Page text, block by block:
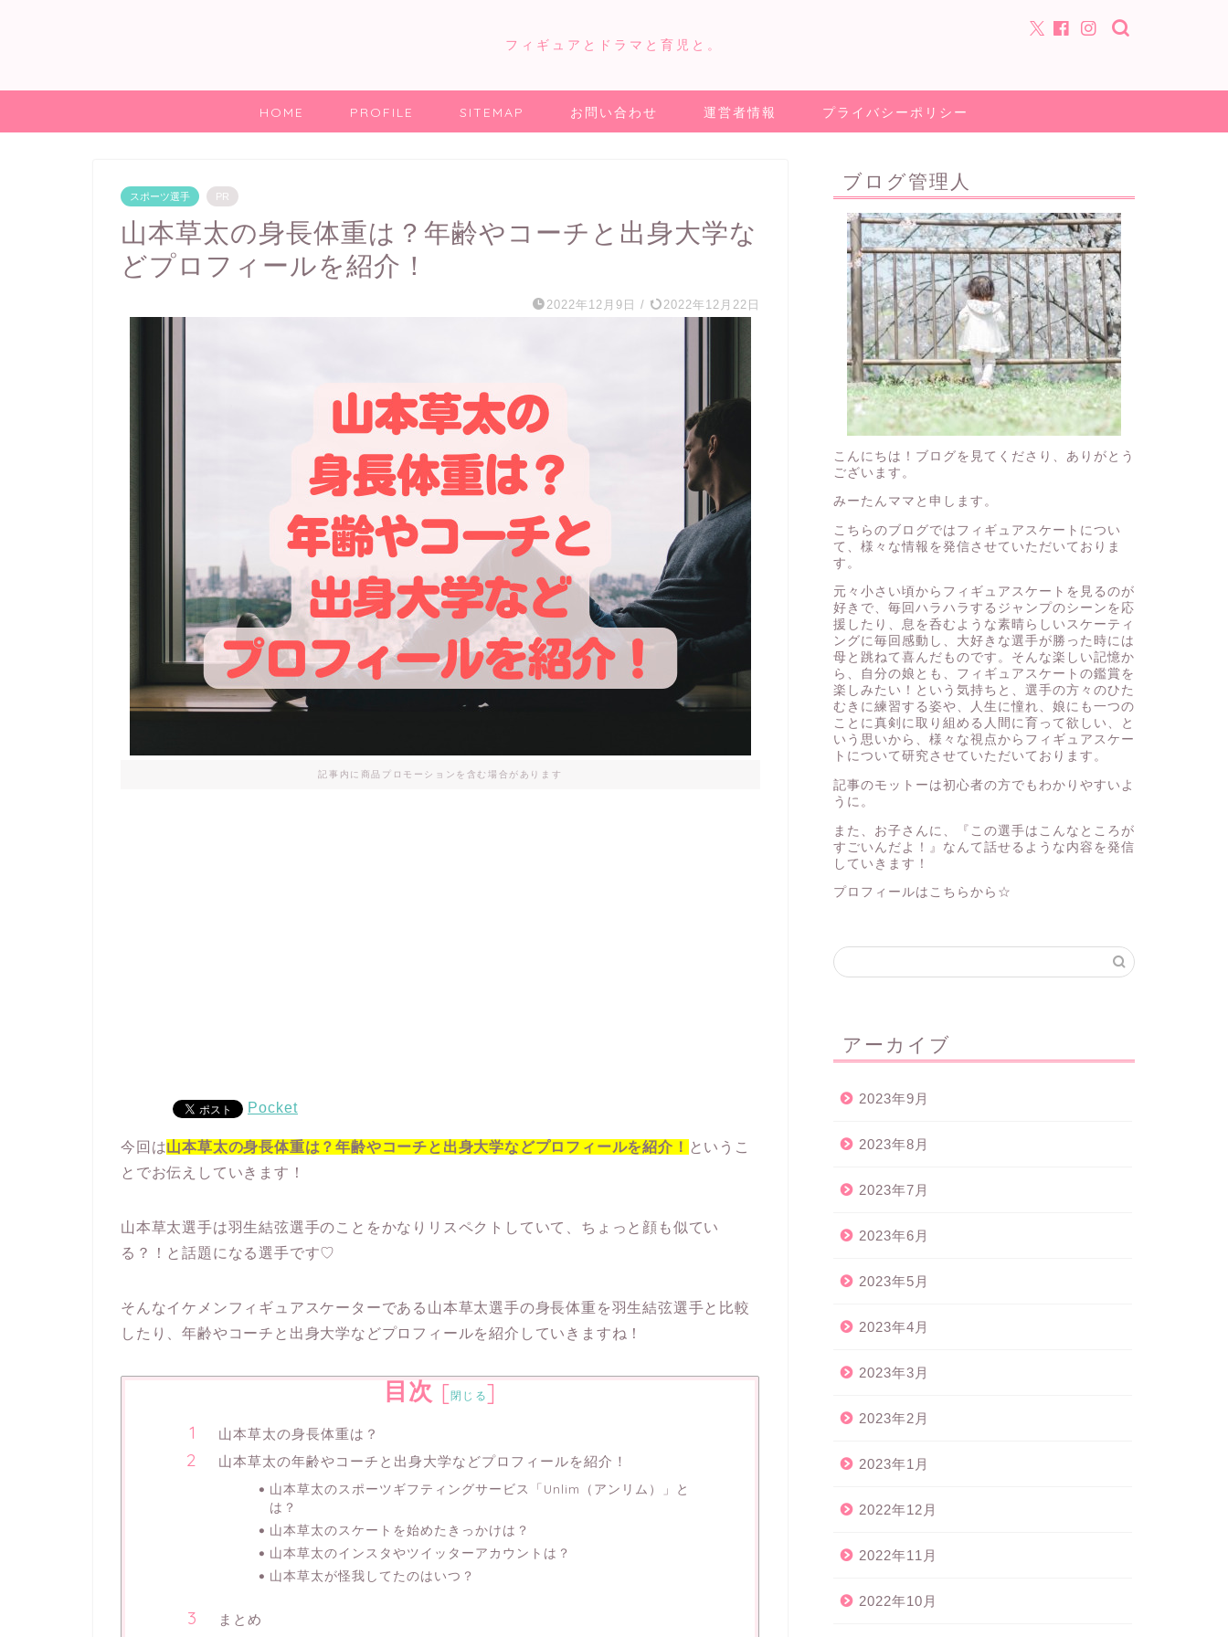
フィギュアとドラマと育児と。
HOME PROFILE SITEMAP お問い合わせ 運営者情報 プライバシーポリシー
スポーツ選手 PR
山本草太の身長体重は？年齢やコーチと出身大学な
どプロフィールを紹介！
2022年12月9日 / 2022年12月22日
記事内に商品プロモーションを含む場合があります
Pocket
今回は山本草太の身長体重は？年齢やコーチと出身大学などプロフィールを紹介！ というこ
とでお伝えしていきます！
山本草太選手は羽生結弦選手のことをかなりリスペクトしていて、ちょっと顔も似てい
る？！と話題になる選手です♡
そんなイケメンフィギュアスケーターである山本草太選手の身長体重を羽生結弦選手と比較
したり、年齢やコーチと出身大学などプロフィールを紹介していきますね！
目次 [閉じる]
山本草太の身長体重は？
山本草太の年齢やコーチと出身大学などプロフィールを紹介！
山本草太のスポーツギフティングサービス「Unlim（アンリム）」と
は？
山本草太のスケートを始めたきっかけは？
山本草太のインスタやツイッターアカウントは？
山本草太が怪我してたのはいつ？
まとめ
ブログ管理人
こんにちは！ブログを見てくださり、ありがとう
ございます。
みーたんママと申します。
こちらのブログではフィギュアスケートについ
て、様々な情報を発信させていただいておりま
す。
元々小さい頃からフィギュアスケートを見るのが
好きで、毎回ハラハラするジャンプのシーンを応
援したり、息を呑むような素晴らしいスケーティ
ングに毎回感動し、大好きな選手が勝った時には
母と跳ねて喜んだものです。そんな楽しい記憶か
ら、自分の娘とも、フィギュアスケートの鑑賞を
楽しみたい！という気持ちと、選手の方々のひた
むきに練習する姿や、人生に憧れ、娘にも一つの
ことに真剣に取り組める人間に育って欲しい、と
いう思いから、様々な視点からフィギュアスケー
トについて研究させていただいております。
記事のモットーは初心者の方でもわかりやすいよ
うに。
また、お子さんに、『この選手はこんなところが
すごいんだよ！』なんて話せるような内容を発信
していきます！
プロフィールはこちらから☆
アーカイブ
2023年9月
2023年8月
2023年7月
2023年6月
2023年5月
2023年4月
2023年3月
2023年2月
2023年1月
2022年12月
2022年11月
2022年10月